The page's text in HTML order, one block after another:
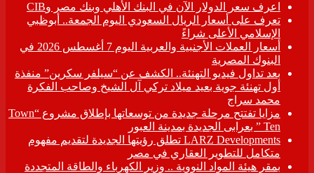
اعرف سعر الدولار الآن في البنك الأهلي وبنك مصر وCIB
تعرف على أسعار الريال السعودي اليوم الجمعة.. أبوظبي
الإسلامي الأعلى شراءً
أسعار العملات الأجنبية والعربية اليوم 7 أغسطس 2026 في
البنوك المصرية
بعد تداول فيديو التهنئة.. الكشف عن “سيلفر سكرين” منفذة
أول تهنئة جوية بعيد ميلاد تركي آل الشيخ وصاحب الفكرة
محمد سراج
مزايا تفتتح مرحلة جديدة من توسعاتها بإطلاق مشروع “Town
Ten ” بعرابى الجديدة بمدينة العبور
LARZ Developments تطلق رؤيتها الجديدة لتقديم مفهوم
متكامل للتطوير العقاري في مصر
بمقر هيئة المواد النووية .. وزير الكهرباء والطاقة المتجددة